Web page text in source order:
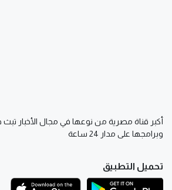
أكبر قناة مصرية من نوعها في مجال الأخبار تبث
وبرامجها على مدار 24 ساعة
تحميل التطبيق